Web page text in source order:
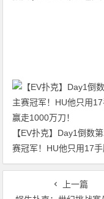
【EV扑克】Day1倒数
赛冠军！HU他只用17
走1000万刀！
上一篇